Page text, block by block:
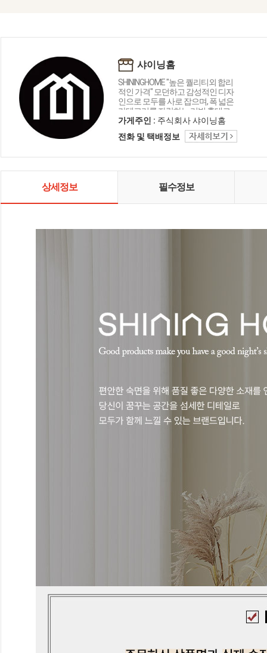
샤이닝홈
SHININGHOME "높은 퀄리티외 합리
적인 가격" 모던하고 감성적인 디자
인으로 모두를 사로 잡으며, 폭 넓은
카테고리를 자랑하는 리빙 홈데코
인테리어 샤이닝홈입니다.
가게주인 : 주식회사 샤이닝홈
전화 및 택배정보
상세정보 필수정보